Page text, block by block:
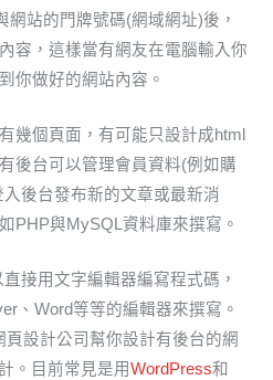
站的門牌號碼(網域網址)後，
容，這樣當有網友在電腦輸入你
你做好的網站內容。
幾個頁面，有可能只設計成html
後台可以管理會員資料(例如購
後台發布新的文章或最新消
PHP與MySQL資料庫來撰寫。
接用文字編輯器編寫程式碼，
、Word等等的編輯器來撰寫。
設計公司幫你設計有後台的網
。目前常見是用WordPress和